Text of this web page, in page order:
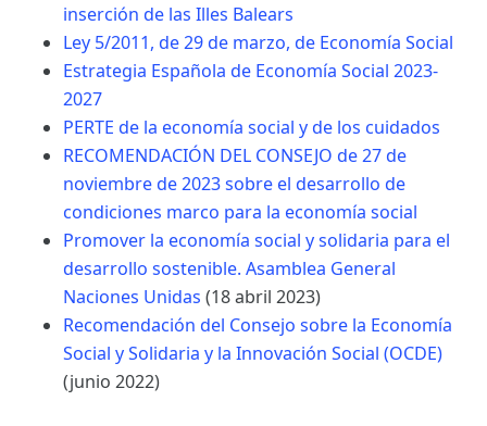
inserción de las Illes Balears
Ley 5/2011, de 29 de marzo, de Economía Social
Estrategia Española de Economía Social 2023-
2027
PERTE de la economía social y de los cuidados
RECOMENDACIÓN DEL CONSEJO de 27 de
noviembre de 2023 sobre el desarrollo de
condiciones marco para la economía social
Promover la economía social y solidaria para el
desarrollo sostenible. Asamblea General
Naciones Unidas (18 abril 2023)
Recomendación del Consejo sobre la Economía
Social y Solidaria y la Innovación Social (OCDE)
(junio 2022)